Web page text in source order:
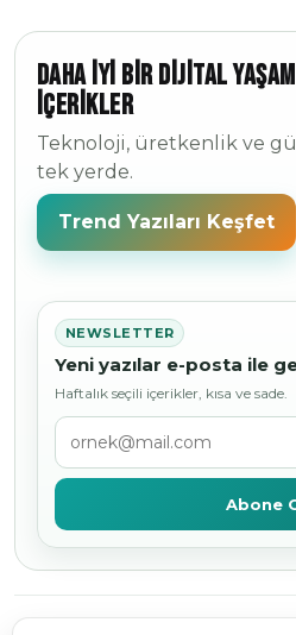
Daha iyi bir dijital
içerikler
Teknoloji, üretkenlik ve güncel dijital trendler
tek yerde.
Trend Yazıları Keşfet
NEWSLETTER
Yeni yazılar e-posta ile
Haftalık seçili içerikler, kısa ve sade.
Abone